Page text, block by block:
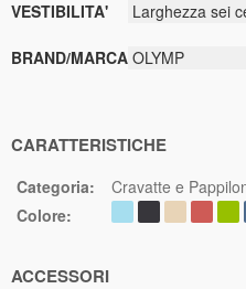
VESTIBILITA' Larghezza sei
BRAND/MARCA OLYMP
CARATTERISTICHE
Categoria:
Cravatte e
Colore:
ACCESSORI